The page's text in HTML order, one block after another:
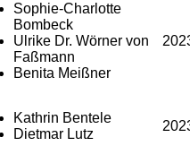
Sophie-Charlotte
Bombeck
Ulrike Dr. Wörner von
Faßmann
Benita Meißner
Kathrin Bentele
Dietmar Lutz